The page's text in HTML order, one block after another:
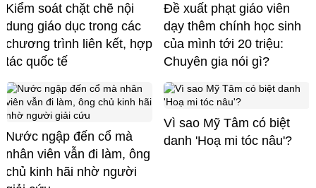
Kiểm soát chặt chẽ nội
dung giáo dục trong các
chương trình liên kết, hợp
tác quốc tế
Đề xuất phạt giáo viên
dạy thêm chính học sinh
của mình tới 20 triệu:
Chuyên gia nói gì?
Nước ngập đến cổ mà
nhân viên vẫn đi làm, ông
chủ kinh hãi nhờ người
Vì sao Mỹ Tâm có biệt
danh 'Hoạ mi tóc nâu'?